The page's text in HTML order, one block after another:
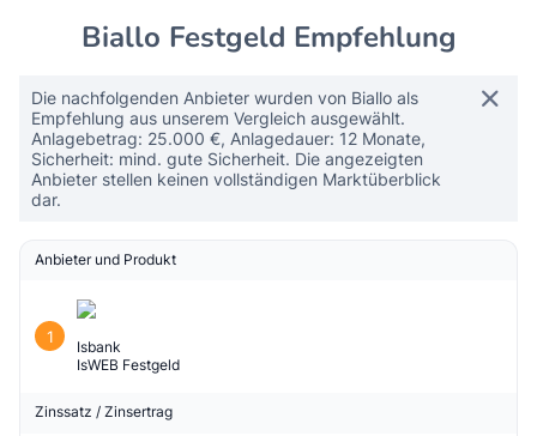
Biallo Festgeld Empfehlung
Die nachfolgenden Anbieter wurden von Biallo als
Empfehlung aus unserem Vergleich ausgewählt.
Anlagebetrag: 25.000 €, Anlagedauer: 12 Monate,
Sicherheit: mind. gute Sicherheit. Die angezeigten
Anbieter stellen keinen vollständigen Marktüberblick
dar.
Anbieter und Produkt
1
Isbank
IsWEB Festgeld
Zinssatz / Zinsertrag